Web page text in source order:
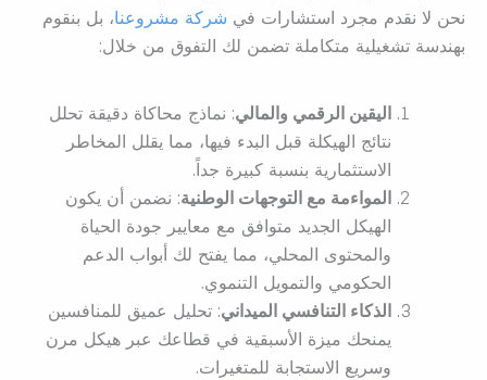
نحن لا نقدم مجرد استشارات في شركة مشروعنا، بل بنقوم
بهندسة تشغيلية متكاملة تضمن لك التفوق من خلال:
اليقين الرقمي والمالي: نماذج محاكاة دقيقة تحلل
نتائج الهيكلة قبل البدء فيها، مما يقلل المخاطر
الاستثمارية بنسبة كبيرة جداً.
المواءمة مع التوجهات الوطنية: نضمن أن يكون
الهيكل الجديد متوافق مع معايير جودة الحياة
والمحتوى المحلي، مما يفتح لك أبواب الدعم
الحكومي والتمويل التنموي.
الذكاء التنافسي الميداني: تحليل عميق للمنافسين
يمنحك ميزة الأسبقية في قطاعك عبر هيكل مرن
وسريع الاستجابة للمتغيرات.